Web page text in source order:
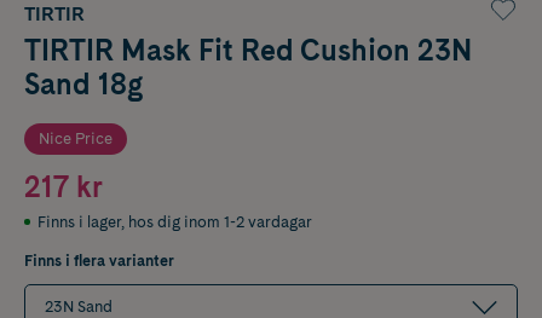
TIRTIR
TIRTIR Mask Fit Red Cushion 23N
Sand 18g
Nice Price
217 kr
Finns i lager, hos dig inom 1-2 vardagar
Finns i flera varianter
23N Sand